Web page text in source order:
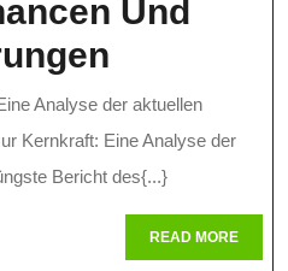
Und
Des
Aktuellen
IPCC-
Berichts
Analyse der aktuellen
Kernkraft: Eine Analyse der
Bericht des{...}
READ MOREREAD
MORE